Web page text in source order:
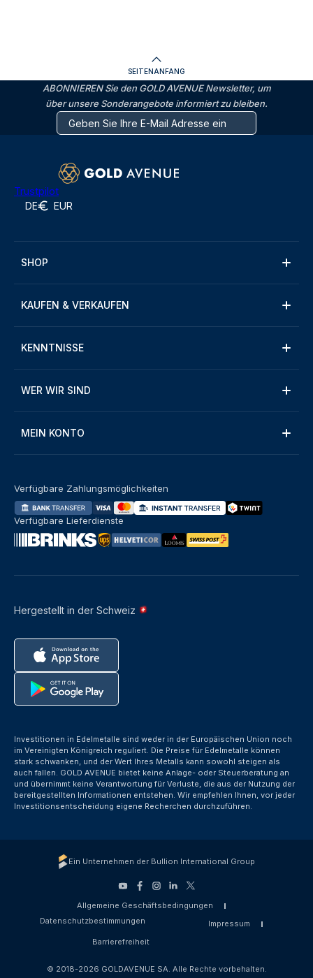
SEITENANFANG
ABONNIEREN Sie den GOLD AVENUE Newsletter, um
über unsere Sonderangebote informiert zu bleiben.
Trustpilot
DE EUR
SHOP
KAUFEN & VERKAUFEN
KENNTNISSE
WER WIR SIND
MEIN KONTO
Hergestellt in der Schweiz
Verfügbare Zahlungsmöglichkeiten
Verfügbare Lieferdienste
Investitionen in Edelmetalle sind weder in der Europäischen Union noch
im Vereinigten Königreich reguliert. Die Preise für Edelmetalle können
stark schwanken, und der Wert Ihres Metalls kann sowohl steigen als
auch fallen. GOLD AVENUE bietet keine Anlage- oder Steuerberatung an
und übernimmt keine Verantwortung für Verluste, die aus der Nutzung der
bereitgestellten Informationen entstehen. Wir empfehlen Ihnen, vor jeder
Investitionsentscheidung eigene Recherchen durchzuführen.
Ein Unternehmen der Bullion International Group
Allgemeine Geschäftsbedingungen
Datenschutzbestimmungen
Impressum
Barrierefreiheit
© 2018-2026 GOLDAVENUE SA. Alle Rechte vorbehalten.